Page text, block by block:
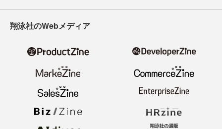
翔泳社のWebメディア